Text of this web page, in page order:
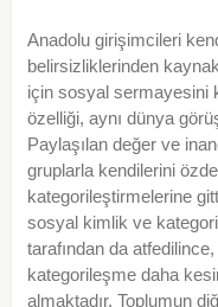
Anadolu girişimcileri
belirsizliklerinden
için sosyal sermayesini
özelliği, aynı dünya
Paylaşılan değer ve
gruplarla kendilerini
kategorileştirmelerine
sosyal kimlik ve
tarafından da
kategorileşme daha
almaktadır. Toplumun